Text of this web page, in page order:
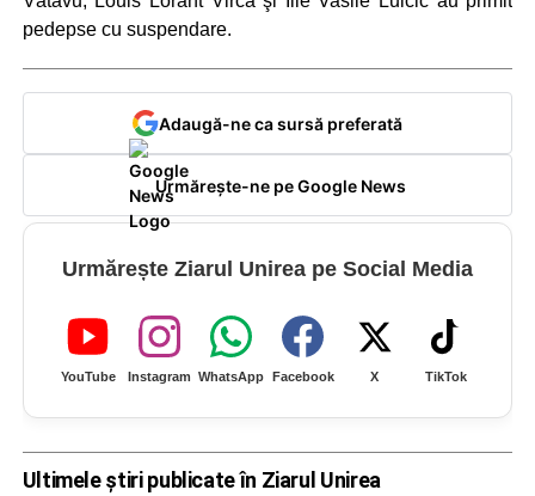
pedepse cu suspendare.
Adaugă-ne ca sursă preferată
Urmărește-ne pe Google News
Urmărește Ziarul Unirea pe Social Media
YouTube Instagram WhatsApp Facebook X TikTok
Ultimele știri publicate în Ziarul Unirea